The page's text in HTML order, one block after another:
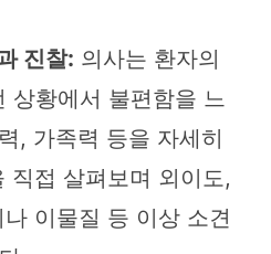
진찰: 의사는 환자의
상황에서 불편함을 느
, 가족력 등을 자세히
직접 살펴보며 외이도,
이물질 등 이상 소견